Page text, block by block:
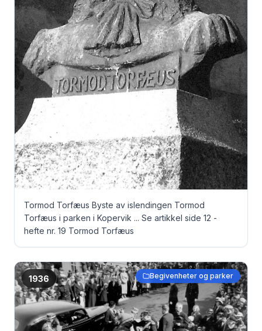
Tormod Torfæus Byste av islendingen Tormod
Torfæus i parken i Kopervik ... Se artikkel side 12 -
hefte nr. 19 Tormod Torfæus
1936 Begivenheter og parker